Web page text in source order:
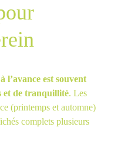
l’avance est souvent
et de tranquillité. Les
(printemps et automne)
complets plusieurs